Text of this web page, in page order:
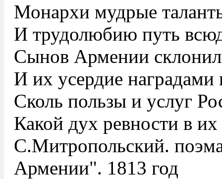
Монархи мудрые
И трудолюбию путь
Сынов Армении
И их усердие наградами
Сколь пользы и услуг
Какой дух ревности в их
С.Митропольский.
Армении". 1813 год